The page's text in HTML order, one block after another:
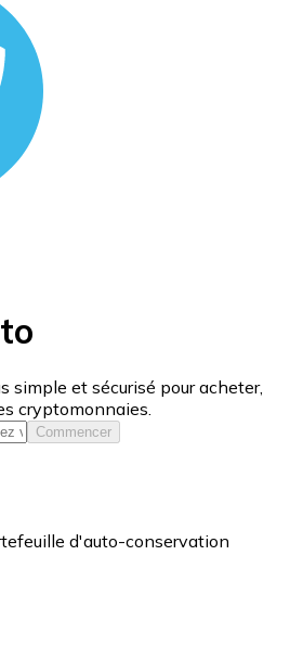
simple et sécurisé pour acheter,
cryptomonnaies.
Commencer
d'auto-conservation